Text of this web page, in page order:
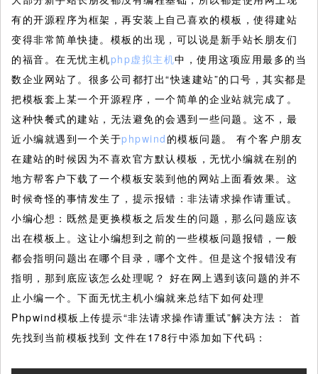
有的开源程序为框架，再安装上自己喜欢的模板，使得建站
变得非常简单快捷。模板的出现，可以说是新手站长朋友们
的福音。在无忧主机php虚拟主机中，使用这项应用最多的当
数企业网站了。很多公司都打出“快速建站”的口号，其实都是
把模板套上某一个开源程序，一个简单的企业站就完成了。
这种快餐式的建站，无法避免的会遇到一些问题。这不，最
近小编就遇到一个关于phpwind 的模板问题。
有个客户朋友
在建站的时候因为不喜欢官方默认模板，无忧小编就在别的
地方帮客户下载了一个模板安装到他的网站上面看效果。这
时候奇怪的事情发生了，提示报错：非法请求操作请重试。
小编心想：既然是更换模板之后发生的问题，那么问题应该
出在模板上。这让小编想到之前的一些模板问题报错，一般
都会指明问题出在哪个目录，哪个文件。但是这个报错没有
指明，那到底应该怎么处理呢？ 好在网上遇到该问题的并不
止小编一个。下面无忧主机小编就来总结下如何处理
Phpwind模板上传提示“非法请求操作请重试”解决方法： 首
先找到当前模板找到 文件在178行中添加如下代码：